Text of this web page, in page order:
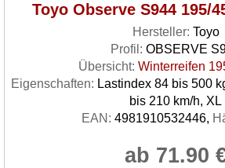
Toyo Observe S944 195/
Hersteller: Toyo
Profil: OBSERVE
Übersicht: Winterreifen
Eigenschaften: Lastindex 84 bis 500
bis 210 km/h, XL
EAN: 4981910532446,
ab 71.90